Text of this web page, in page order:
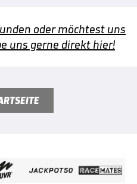
oder möchtest uns
uns gerne direkt hier!